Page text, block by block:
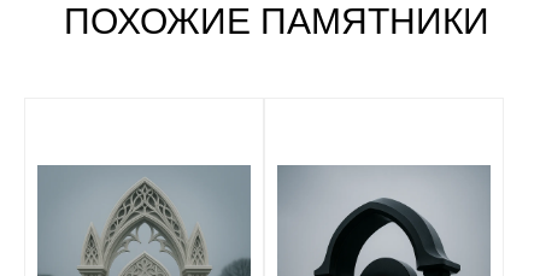
ПОХОЖИЕ ПАМЯТНИКИ